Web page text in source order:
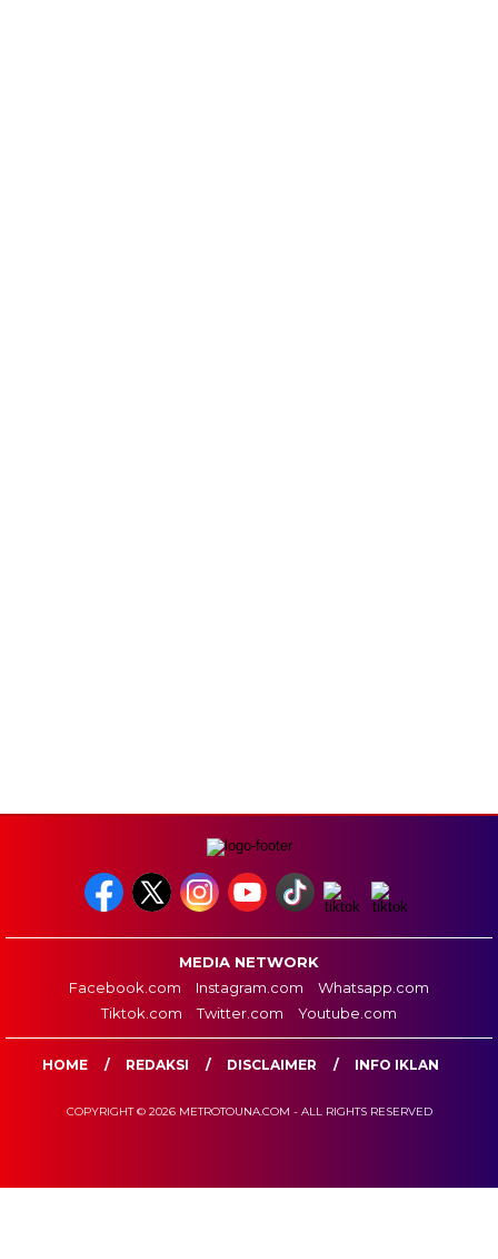
MEDIA NETWORK
Facebook.com
Instagram.com
Whatsapp.com
Tiktok.com
Twitter.com Youtube.com
HOME REDAKSI DISCLAIMER INFO IKLAN
COPYRIGHT © 2026 METROTOUNA.COM - ALL RIGHTS RESERVED